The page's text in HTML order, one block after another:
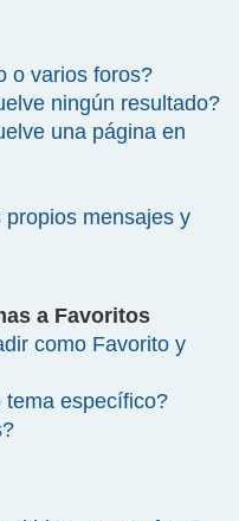
o varios foros?
ningún resultado?
una página en
mensajes y
a Favoritos
como Favorito y
tema específico?